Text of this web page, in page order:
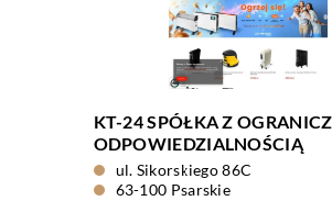
KT-24 SPÓŁKA Z
ODPOWIEDZIALNOŚCIĄ
ul. Sikorskiego 86C
63-100 Psarskie